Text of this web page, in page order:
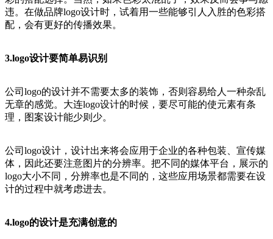
违。在做品牌logo设计时，试着用一些能够引人入胜的色彩搭
配，会有更好的传播效果。
3.logo设计要简单易识别
公司logo的设计并不需要太多的装饰，否则容易给人一种杂乱
无章的感觉。大连logo设计的时候，要尽可能的使元素有条
理，图案设计能少则少。
公司logo设计，设计出来将会应用于企业的各种包装、宣传媒
体，因此还要注意图片的分辨率。把不同的媒体平台，展示的
logo大小不同，分辨率也是不同的，这些应用场景都需要在设
计的过程中就考虑进去。
4.logo的设计是充满创意的